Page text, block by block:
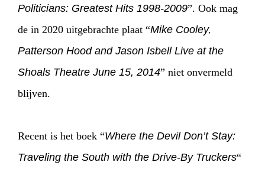
Politicians: Greatest Hits 1998-2009”. Ook mag
de in 2020 uitgebrachte plaat “Mike Cooley,
Patterson Hood and Jason Isbell Live at the
Shoals Theatre June 15, 2014” niet onvermeld
blijven.
Recent is het boek “Where the Devil Don’t Stay:
Traveling the South with the Drive-By Truckers“